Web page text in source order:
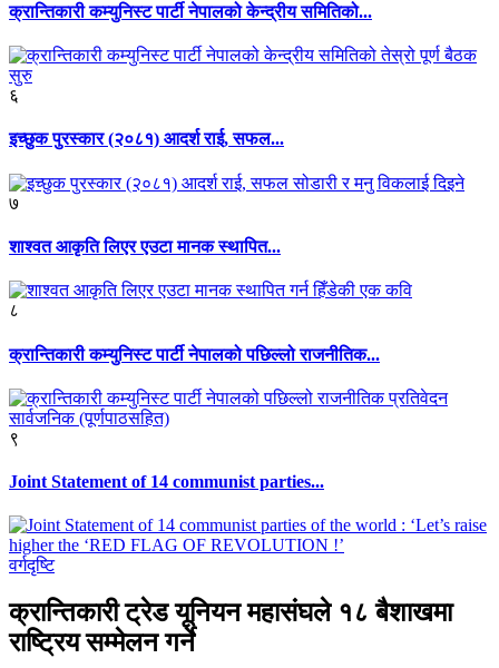
क्रान्तिकारी कम्युनिस्ट पार्टी नेपालको केन्द्रीय समितिको...
६
इच्छुक पुरस्कार (२०८१) आदर्श राई, सफल...
७
शाश्वत आकृति लिएर एउटा मानक स्थापित...
८
क्रान्तिकारी कम्युनिस्ट पार्टी नेपालको पछिल्लो राजनीतिक...
९
Joint Statement of 14 communist parties...
वर्गदृष्टि
क्रान्तिकारी ट्रेड यूनियन महासंघले १८ बैशाखमा
राष्ट्रिय सम्मेलन गर्ने